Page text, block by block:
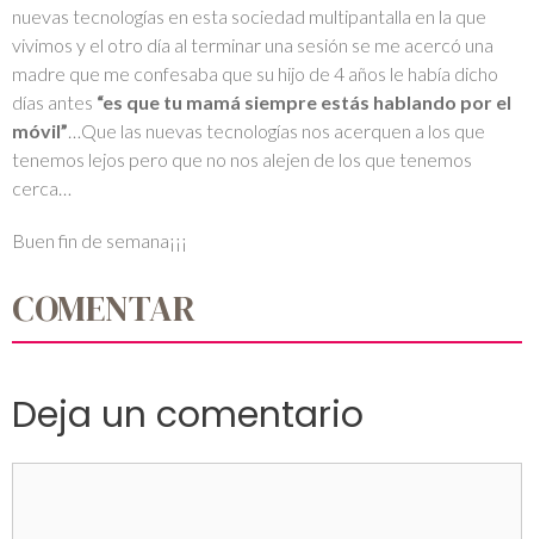
nuevas tecnologías en esta sociedad multipantalla en la que
vivimos y el otro día al terminar una sesión se me acercó una
madre que me confesaba que su hijo de 4 años le había dicho
días antes “es que tu mamá siempre estás hablando por el
móvil”…Que las nuevas tecnologías nos acerquen a los que
tenemos lejos pero que no nos alejen de los que tenemos
cerca…
Buen fin de semana¡¡¡
COMENTAR
Deja un comentario